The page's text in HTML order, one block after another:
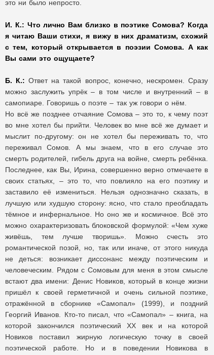
это ни было непросто.
И. К.: Что лично Вам близко в поэтике Сомова? Когда
я читаю Ваши стихи, я вижу в них драматизм, схожий
с тем, который открывается в поэзии Сомова. А как
Вы сами это ощущаете?
Б. К.:Ответ на такой вопрос, конечно, нескромен. Сразу
можно заслужить упрёк – в том числе и внутренний – в
самопиаре. Говоришь о поэте – так уж говори о нём.
Но всё же позднее отчаяние Сомова – это то, к чему поэт
во мне хотел бы прийти. Человек во мне всё же думает и
мыслит по-другому: он не хотел бы переживать то, что
переживал Сомов. А мы знаем, что в его случае это
смерть родителей, гибель друга на войне, смерть ребёнка.
Последнее, как Вы, Ирина, совершенно верно отмечаете в
своих статьях, – это то, что повлияло на его поэтику и
заставило её измениться. Нельзя однозначно сказать, в
лучшую или худшую сторону: ясно, что стало преобладать
тёмное и инфернальное. Но оно же и космичное. Всё это
можно охарактеризовать блоковской формулой: «Чем хуже
живёшь, тем лучше творишь». Можно счесть это
романтической позой, но, так или иначе, от этого никуда
не деться: возникает диссонанс между поэтическим и
человеческим. Рядом с Сомовым для меня в этом смысле
встают два имени: Денис Новиков, который в конце жизни
пришёл к своей герметичной и очень сильной поэтике,
отражённой в сборнике «Самопал» (1999), и поздний
Георгий Иванов. Кто-то писал, что «Самопал» – книга, на
которой закончился поэтический XX век и на которой
Новиков поставил жирную логическую точку в своей
поэтической работе. Но и в поведении Новикова в